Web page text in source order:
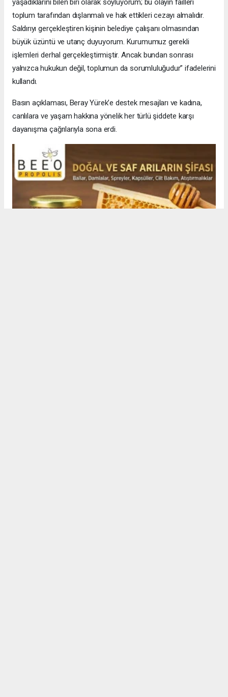
yaşadıklarını bilen biri olarak söylüyorum; bu olayın failleri
toplum tarafından dışlanmalı ve hak ettikleri cezayı almalıdır.
Saldırıyı gerçekleştiren kişinin belediye çalışanı olmasından
büyük üzüntü ve utanç duyuyorum. Kurumumuz gerekli
işlemleri derhal gerçekleştirmiştir. Ancak bundan sonrası
yalnızca hukukun değil, toplumun da sorumluluğudur” ifadelerini
kullandı.
Basın açıklaması, Beray Yürek’e destek mesajları ve kadına,
canlılara ve yaşam hakkına yönelik her türlü şiddete karşı
dayanışma çağrılarıyla sona erdi.